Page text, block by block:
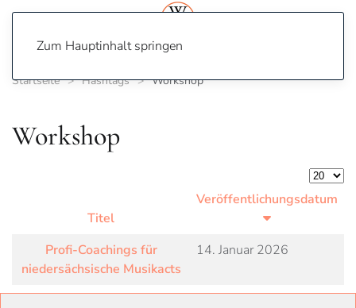
Zum Hauptinhalt springen
Startseite Hashtags Workshop
Workshop
Titel
Veröffentlichungsdatum
Profi-Coachings für
niedersächsische Musikacts
14. Januar 2026